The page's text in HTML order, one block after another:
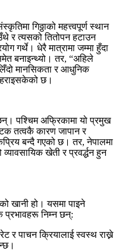
गिठ्ठाको महत्त्वपूर्ण स्थान
र त्यसको तितोपन हटाउन
गर्थे। धेरै मात्रामा जम्मा हुँदा
बनाइन्थ्यो। तर, “अहिले
मानसिकता र आधुनिक
छ।
पश्चिम अफ्रिकामा यो प्रमुख
तत्वकै कारण जापान र
बन्दै गएको छ। तर, नेपालमा
खेती र प्रवर्द्धन हुन
खानी हो। यसमा पाइने
प्रभावहरू निम्न छन्:
र पाचन क्रियालाई स्वस्थ राख्ने